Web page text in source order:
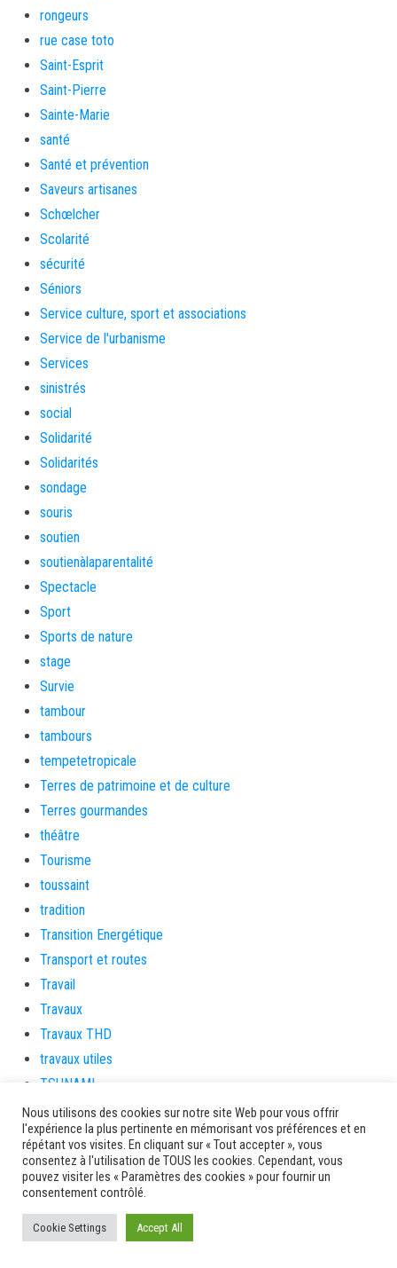
rongeurs
rue case toto
Saint-Esprit
Saint-Pierre
Sainte-Marie
santé
Santé et prévention
Saveurs artisanes
Schœlcher
Scolarité
sécurité
Séniors
Service culture, sport et associations
Service de l'urbanisme
Services
sinistrés
social
Solidarité
Solidarités
sondage
souris
soutien
soutienàlaparentalité
Spectacle
Sport
Sports de nature
stage
Survie
tambour
tambours
tempetetropicale
Terres de patrimoine et de culture
Terres gourmandes
théâtre
Tourisme
toussaint
tradition
Transition Energétique
Transport et routes
Travail
Travaux
Travaux THD
travaux utiles
TSUNAMI
TZCLD
uncategorized
Venir en Martinique
Video
Vie Municipale
Nous utilisons des cookies sur notre site Web pour vous offrir
l'expérience la plus pertinente en mémorisant vos préférences et en
répétant vos visites. En cliquant sur « Tout accepter », vous
consentez à l'utilisation de TOUS les cookies. Cependant, vous
pouvez visiter les « Paramètres des cookies » pour fournir un
consentement contrôlé.
Cookie Settings Accept All